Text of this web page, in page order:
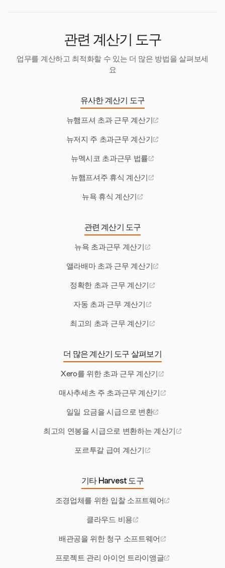
관련 계산기 도구
업무를 계산하고 최적화할 수 있는 더 많은 방법을 살펴보세
요
유사한 계산기 도구
뉴햄프셔 초과 근무 계산기
뉴저지 주 초과근무 계산기
뉴멕시코 초과근무 법률
뉴햄프셔주 휴식 계산기
뉴욕 휴식 계산기
관련 계산기 도구
뉴욕 초과근무 계산기
앨라배마 초과 근무 계산기
정확한 초과 근무 계산기
자동 초과 근무 계산기
최고의 초과 근무 계산기
더 많은 계산기 도구 살펴보기
Xero를 위한 초과 근무 계산기
매사추세츠 주 초과근무 계산기
일일 요금을 시급으로 변환
최고의 연봉을 시급으로 변환하는 계산기
포르투갈 급여 계산기
기타 Harvest 도구
조경업체를 위한 입찰 소프트웨어
클라우드 비용
배관공을 위한 청구 소프트웨어
프로젝트 관리 아이언 트라이앵글